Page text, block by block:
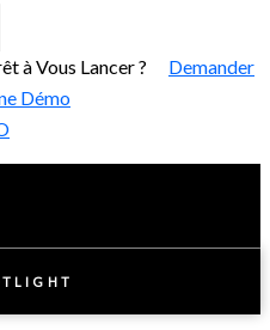
à Vous Lancer ? Demander
Démo